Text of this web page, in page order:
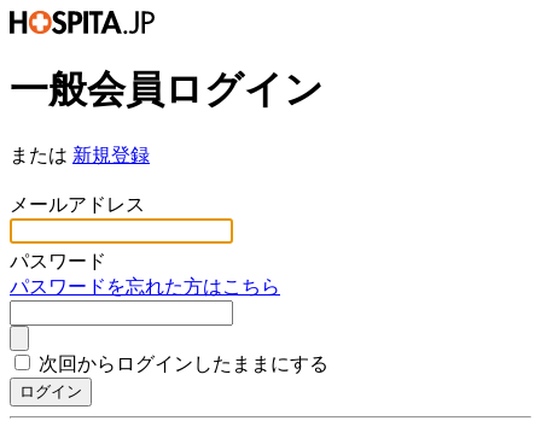
一般会員ログイン
または 新規登録
メールアドレス
パスワード
パスワードを忘れた方はこちら
次回からログインしたままにする
ログイン